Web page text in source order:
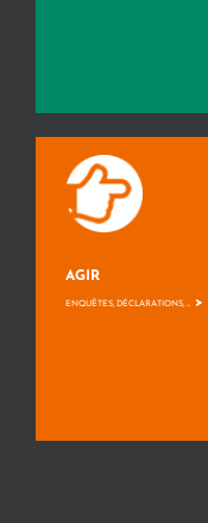
AGIR
ENQUÊTES, DÉCLARATIONS, ... >